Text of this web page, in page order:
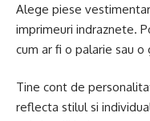
Alege piese
imprimeuri indraznete.
cum ar fi o palarie sau
Tine cont de
reflecta stilul si